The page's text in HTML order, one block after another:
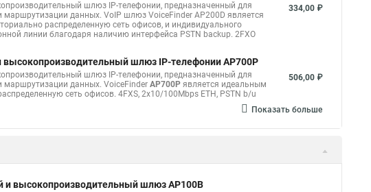
шлюз IP-телефонии, предназначенный для
данных. VoIP шлюз VoiceFinder AP200D является
распределенную сеть офисов, и индивидуального
линии благодаря наличию интерфейса PSTN backup. 2FXO
334,00 ₽
шлюз IP-телефонии AP700P
шлюз IP-телефонии, предназначенный для
маршрутизации данных. VoiceFinder AP700P является идеальным
сеть офисов. 4FXS, 2x10/100Mbps ETH, PSTN b/u
506,00 ₽
Показать больше
высокопроизводительный шлюз AP100B